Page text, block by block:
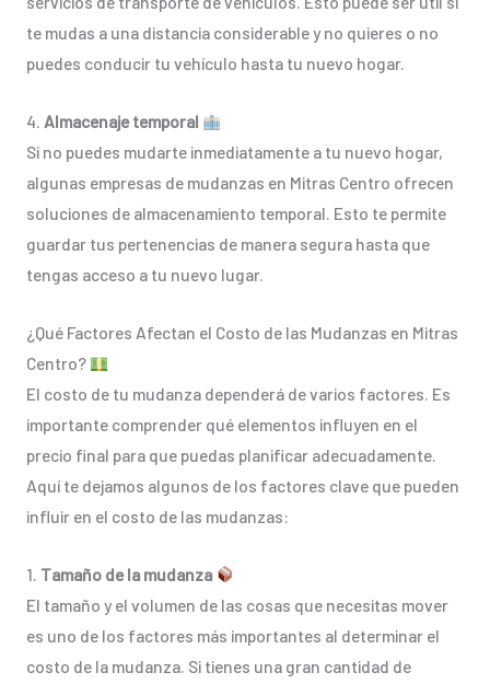
te mudas a una distancia considerable y no quieres o no
puedes conducir tu vehículo hasta tu nuevo hogar.
4. Almacenaje temporal
Si no puedes mudarte inmediatamente a tu nuevo hogar,
algunas empresas de mudanzas en Mitras Centro ofrecen
soluciones de almacenamiento temporal. Esto te permite
guardar tus pertenencias de manera segura hasta que
tengas acceso a tu nuevo lugar.
¿Qué Factores Afectan el Costo de las Mudanzas en Mitras
Centro?
El costo de tu mudanza dependerá de varios factores. Es
importante comprender qué elementos influyen en el
precio final para que puedas planificar adecuadamente.
Aquí te dejamos algunos de los factores clave que pueden
influir en el costo de las mudanzas:
1. Tamaño de la mudanza
El tamaño y el volumen de las cosas que necesitas mover
es uno de los factores más importantes al determinar el
costo de la mudanza. Si tienes una gran cantidad de